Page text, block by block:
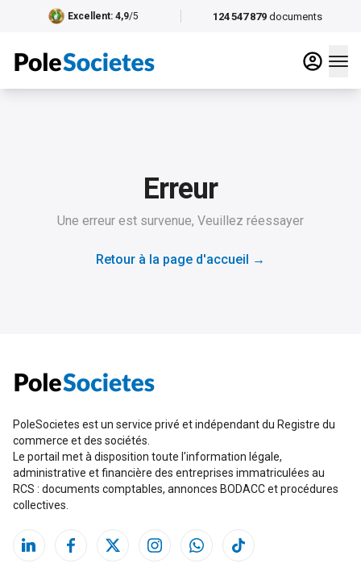
124 547 879 documents
Excellent: 4,9/5
Erreur
Une erreur est survenue, Veuillez réessayer
Retour à la page d'accueil →
PoleSocietes est un service privé et indépendant du Registre du
commerce et des sociétés.
Le portail met à disposition toute l'information légale,
administrative et financière des entreprises immatriculées au
RCS : documents comptables, annonces BODACC et procédures
collectives.